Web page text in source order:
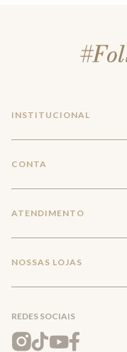
INSTITUCIONAL
Trabalhe conosco
Mapa do Site
CONTA
Meus pedidos
Wishlist
ATENDIMENTO
Entrega e Frete
NOSSAS LOJAS
REDES SOCIAIS